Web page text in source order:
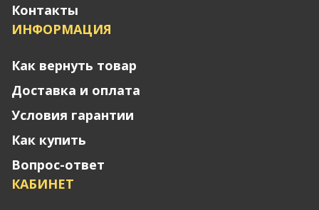
Контакты
ИНФОРМАЦИЯ
Как вернуть товар
Доставка и оплата
Условия гарантии
Как купить
Вопрос-ответ
КАБИНЕТ